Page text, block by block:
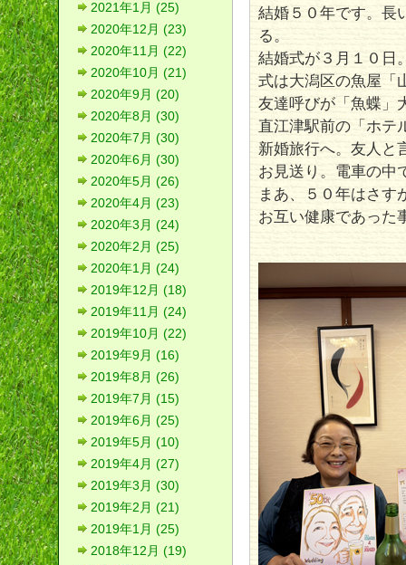
結婚５０年です。長
る。
結婚式が３月１０日
式は大潟区の魚屋「
友達呼びが「魚蝶」
直江津駅前の「ホテ
新婚旅行へ。友人と
お見送り。電車の中
まあ、５０年はさす
お互い健康であった
2021年1月 (25)
2020年12月 (23)
2020年11月 (22)
2020年10月 (21)
2020年9月 (20)
2020年8月 (30)
2020年7月 (30)
2020年6月 (30)
2020年5月 (26)
2020年4月 (23)
2020年3月 (24)
2020年2月 (25)
2020年1月 (24)
2019年12月 (18)
2019年11月 (24)
2019年10月 (22)
2019年9月 (16)
2019年8月 (26)
2019年7月 (15)
2019年6月 (25)
2019年5月 (10)
2019年4月 (27)
2019年3月 (30)
2019年2月 (21)
2019年1月 (25)
2018年12月 (19)